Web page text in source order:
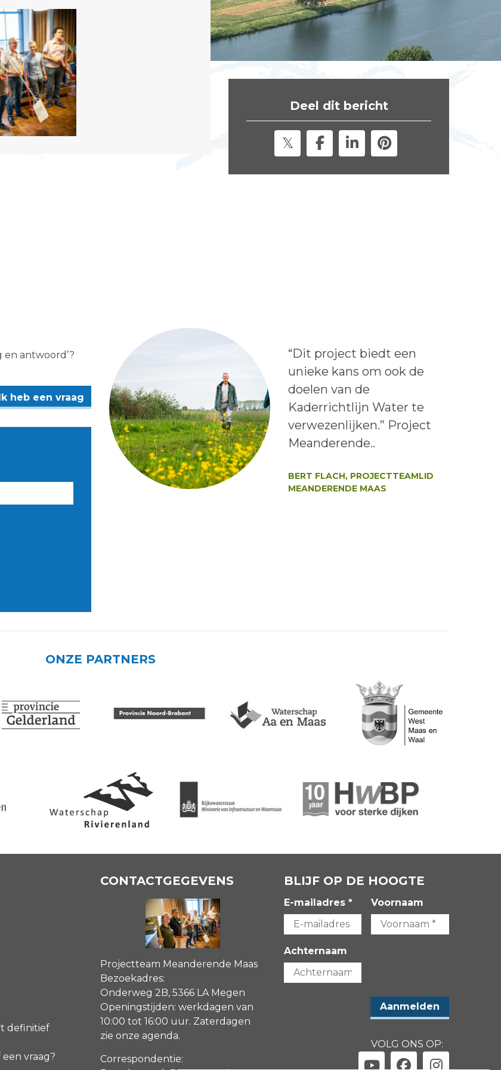
Deel dit bericht
en antwoord’?
heb een vraag
Lees het bericht:
“Dit project biedt een
unieke kans om ook de
doelen van de
Kaderrichtlijn Water te
verwezenlijken.” Project
Meanderende..
BERT FLACH, PROJECTTEAMLID
MEANDERENDE MAAS
ONZE PARTNERS
definitief
vraag?
CONTACTGEGEVENS
Projectteam Meanderende Maas
Bezoekadres:
Onderweg 2B, 5366 LA Megen
Openingstijden: werkdagen van
10:00 tot 16:00 uur. Zaterdagen
zie onze agenda.
Correspondentie:
BLIJF OP DE HOOGTE
E-mailadres * Voornaam
Achternaam
VOLG ONS OP: